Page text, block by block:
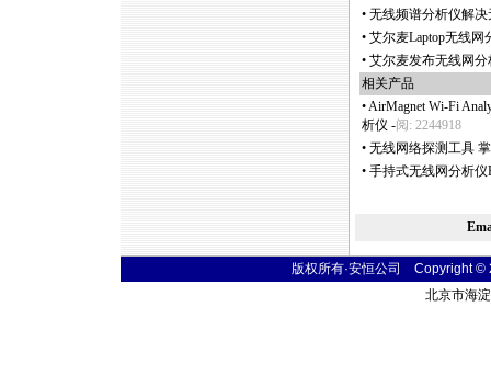
• 无线频谱分析仪解
• 艾尔麦Laptop无线网
• 艾尔麦发布无线网
相关产品
•AirMagnet Wi-Fi
析仪 -阅: 2244918
• 无线网络探测工具
• 手持式无线网分析仪
版权所有·安恒公司 Copyright
北京市海